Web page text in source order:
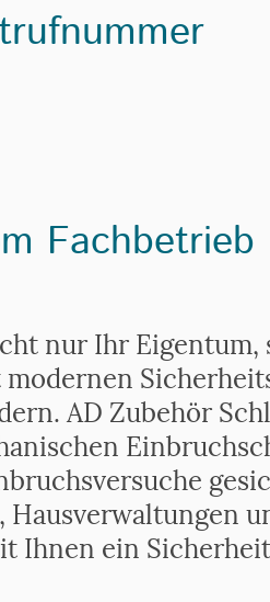
Fachbetrieb
nur Ihr
AD Zubehör
Ihnen ein